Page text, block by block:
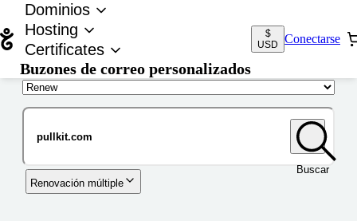
Dominios
Hosting
Certificates
Buzones de correo personalizados
$
USD
Conectarse
Buscar
Renovación múltiple